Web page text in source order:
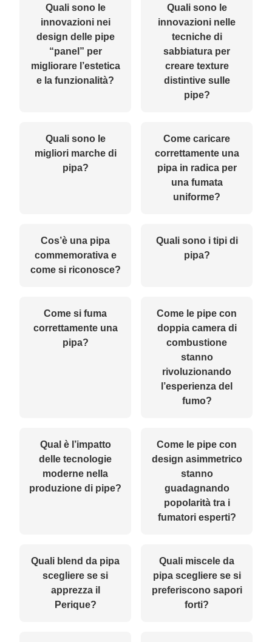
Quali sono le
innovazioni nei
design delle pipe
“panel” per
migliorare l’estetica
e la funzionalità?
Quali sono le
innovazioni nelle
tecniche di
sabbiatura per
creare texture
distintive sulle
pipe?
Quali sono le
migliori marche di
pipa?
Come caricare
correttamente una
pipa in radica per
una fumata
uniforme?
Cos’è una pipa
commemorativa e
come si riconosce?
Quali sono i tipi di
pipa?
Come si fuma
correttamente una
pipa?
Come le pipe con
doppia camera di
combustione
stanno
rivoluzionando
l’esperienza del
fumo?
Qual è l’impatto
delle tecnologie
moderne nella
produzione di pipe?
Come le pipe con
design asimmetrico
stanno
guadagnando
popolarità tra i
fumatori esperti?
Quali blend da pipa
scegliere se si
apprezza il
Perique?
Quali miscele da
pipa scegliere se si
preferiscono sapori
forti?